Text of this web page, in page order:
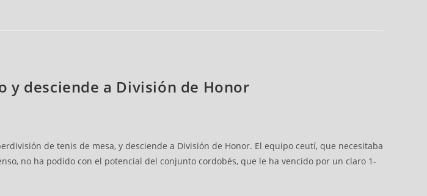
y desciende a División de Honor
de tenis de mesa, y desciende a División de Honor. El equipo ceutí, que necesitaba
no ha podido con el potencial del conjunto cordobés, que le ha vencido por un claro 1-